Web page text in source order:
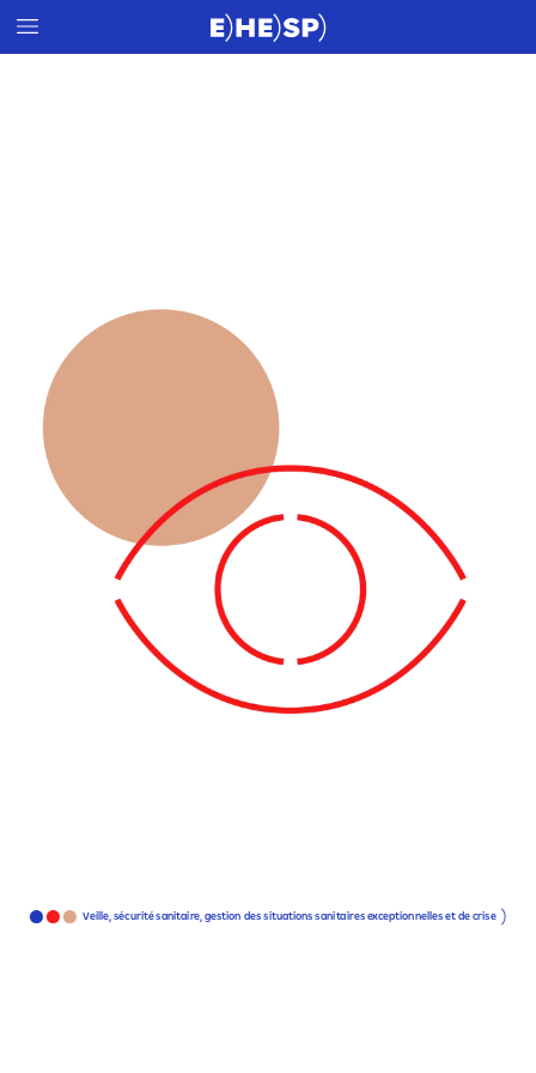
Veille, sécuritésanitaire, gestion des situations sanitaires exceptionnelles et de crise